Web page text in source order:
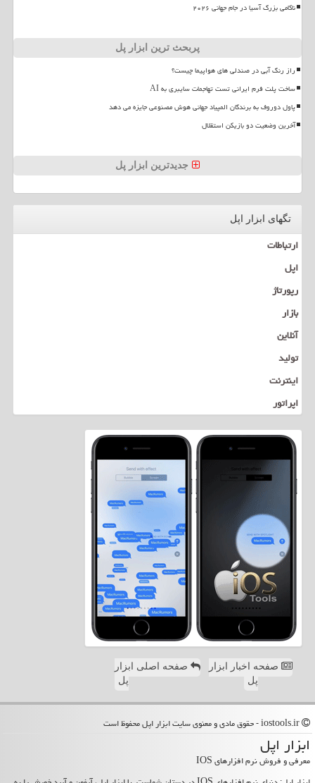
ناکامی بزرگ آسیا در جام جهانی ۲۰۲۶
پربحث ترین ابزار پل
راز رنگ آبی در صندلی های هواپیما چیست؟
ساخت پلت فرم ایرانی تست تهاجمات سایبری به AI
پاول دوروف به برندگان المپیاد جهانی هوش مصنوعی جایزه می دهد
آخرین وضعیت دو بازیکن استقلال
جدیدترین ابزار پل
تگهای ابزار اپل
ارتباطات
اپل
رپورتاژ
بازار
آنلاین
تولید
اینترنت
اپراتور
صفحه اخبار ابزار
پل
صفحه اصلی ابزار
پل
ابزار اپل
معرفی و فروش نرم افزارهای IOS